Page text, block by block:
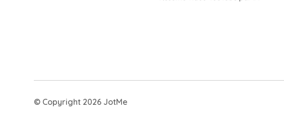
© Copyright 2026 JotMe